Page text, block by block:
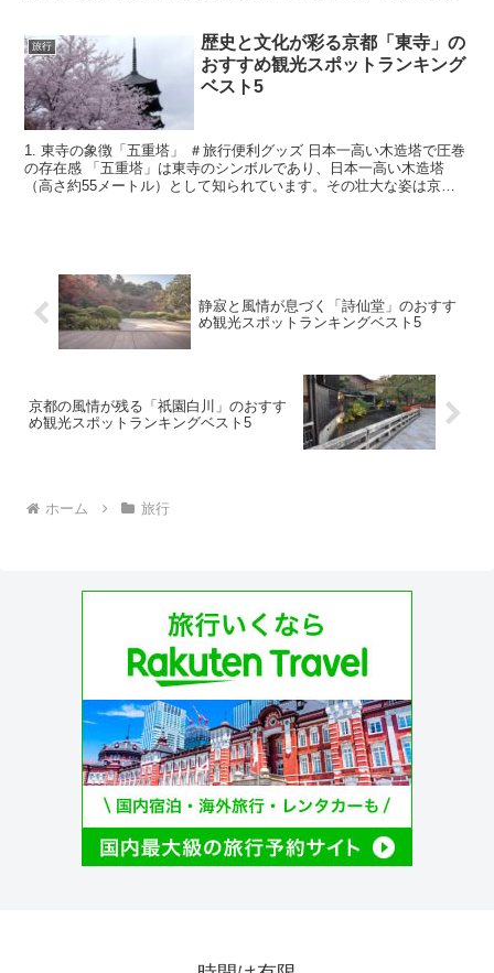
旅行
歴史と文化が彩る京都「東寺」の
おすすめ観光スポットランキング
ベスト5
1. 東寺の象徴「五重塔」 ＃旅行便利グッズ 日本一高い木造塔で圧巻
の存在感 「五重塔」は東寺のシンボルであり、日本一高い木造塔
（高さ約55メートル）として知られています。その壮大な姿は京都
静寂と風情が息づく「詩仙堂」のおすす
め観光スポットランキングベスト5
京都の風情が残る「祇園白川」のおすす
め観光スポットランキングベスト5
ホーム 旅行